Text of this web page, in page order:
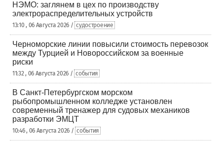
НЭМО: заглянем в цех по производству
электрораспределительных устройств
13:10 , 06 Августа 2026 / судостроение
Черноморские линии повысили стоимость перевозок
между Турцией и Новороссийском за военные
риски
11:32 , 06 Августа 2026 / события
В Санкт-Петербургском морском
рыбопромышленном колледже установлен
современный тренажер для судовых механиков
разработки ЭМЦТ
10:46 , 06 Августа 2026 / события